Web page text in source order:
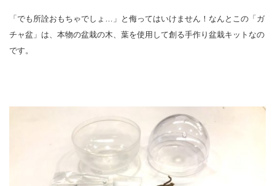
「でも所詮おもちゃでしょ…」と侮ってはいけません！なんとこの「ガ
チャ盆」は、本物の盆栽の木、葉を使用して創る手作り盆栽キットなの
です。